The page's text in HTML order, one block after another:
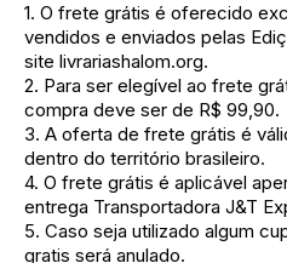
1. O frete grátis é oferecido
vendidos e enviados pelas
site livrariashalom.org.
2. Para ser elegível ao frete
compra deve ser de R$ 99,90.
3. A oferta de frete grátis é
dentro do território brasileiro.
4. O frete grátis é aplicável
entrega Transportadora J&T
5. Caso seja utilizado algum
gratis será anulado.